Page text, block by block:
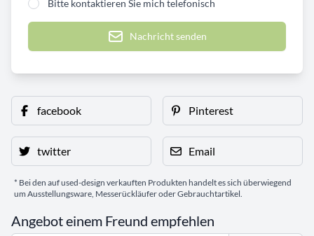
Bitte kontaktieren Sie mich telefonisch
Nachricht senden
facebook Pinterest
twitter Email
* Bei den auf used-design verkauften Produkten handelt es sich überwiegend
um Ausstellungsware, Messerückläufer oder Gebrauchtartikel.
Angebot einem Freund empfehlen